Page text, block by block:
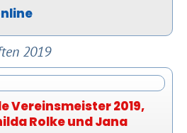
2019
Vereinsmeister 2019,
Rolke und Jana